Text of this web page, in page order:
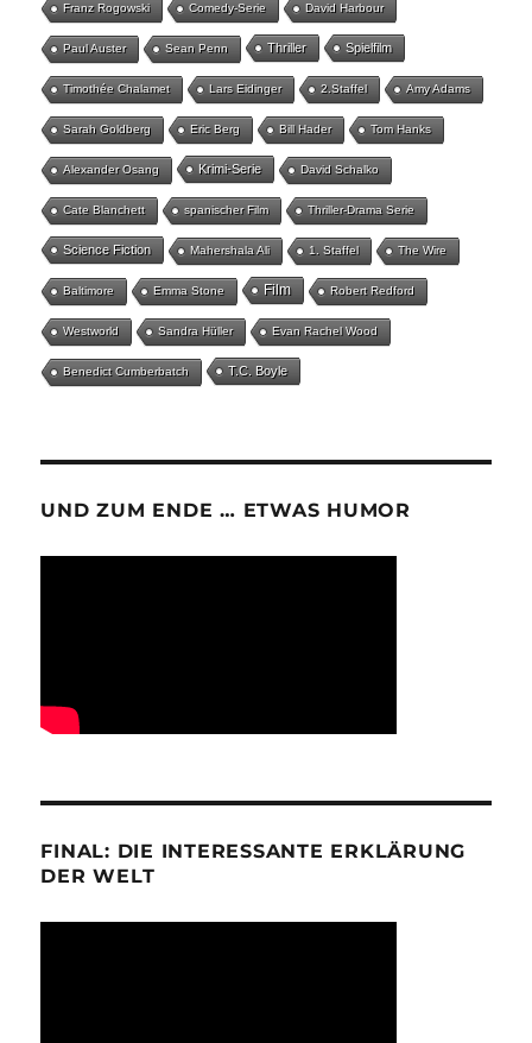
Franz Rogowski Comedy-Serie David Harbour
Paul Auster Sean Penn Thriller Spielfilm
Timothée Chalamet Lars Eidinger 2.Staffel Amy Adams
Sarah Goldberg Eric Berg Bill Hader Tom Hanks
Alexander Osang Krimi-Serie David Schalko
Cate Blanchett spanischer Film Thriller-Drama Serie
Science Fiction Mahershala Ali 1. Staffel The Wire
Baltimore Emma Stone Film Robert Redford
Westworld Sandra Hüller Evan Rachel Wood
Benedict Cumberbatch T.C. Boyle
UND ZUM ENDE … ETWAS HUMOR
FINAL: DIE INTERESSANTE ERKLÄRUNG
DER WELT